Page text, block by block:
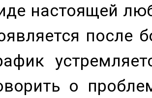
настоящей
после
о